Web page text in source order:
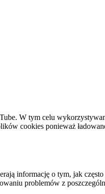
W tym celu
cookies ponieważ
informację o tym, jak
problemów z